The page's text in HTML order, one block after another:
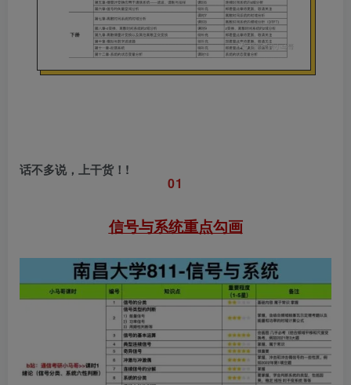
话不多说，上干货！!
01
信号与系统重点勾画